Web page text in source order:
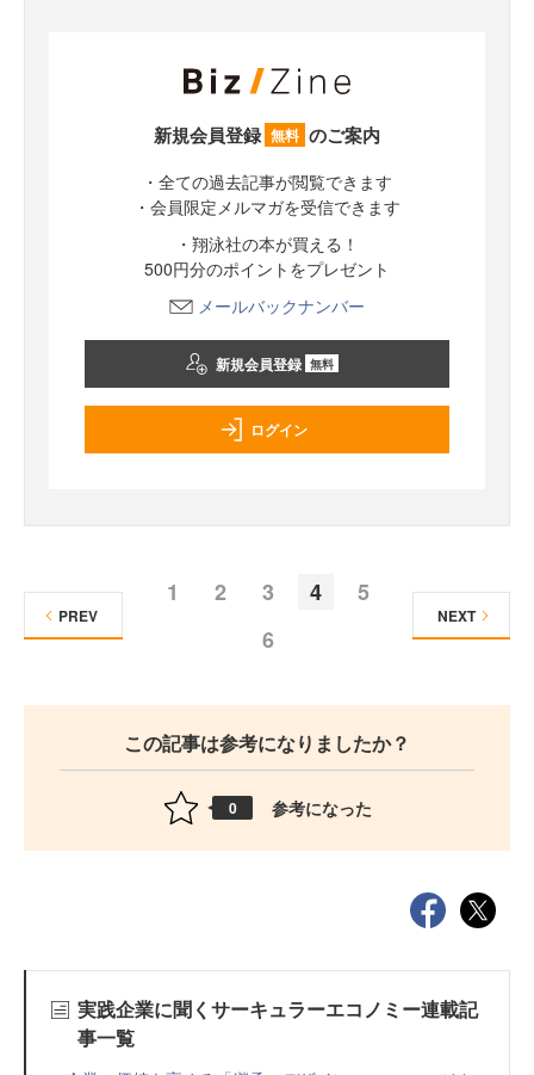
新規会員登録 無料 のご案内
・全ての過去記事が閲覧できます
・会員限定メルマガを受信できます
・翔泳社の本が買える！
500円分のポイントをプレゼント
メールバックナンバー
新規会員登録 無料
ログイン
1 2 3 4
5
6
PREV NEXT
この記事は参考になりましたか？
0 参考になった
実践企業に聞くサーキュラーエコノミー連載記
事一覧